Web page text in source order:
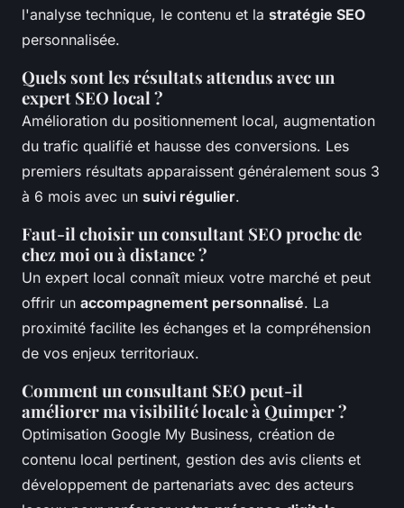
l'analyse technique, le contenu et la stratégie SEO
personnalisée.
Quels sont les résultats attendus avec un
expert SEO local ?
Amélioration du positionnement local, augmentation
du trafic qualifié et hausse des conversions. Les
premiers résultats apparaissent généralement sous 3
à 6 mois avec un suivi régulier.
Faut-il choisir un consultant SEO proche de
chez moi ou à distance ?
Un expert local connaît mieux votre marché et peut
offrir un accompagnement personnalisé. La
proximité facilite les échanges et la compréhension
de vos enjeux territoriaux.
Comment un consultant SEO peut-il
améliorer ma visibilité locale à Quimper ?
Optimisation Google My Business, création de
contenu local pertinent, gestion des avis clients et
développement de partenariats avec des acteurs